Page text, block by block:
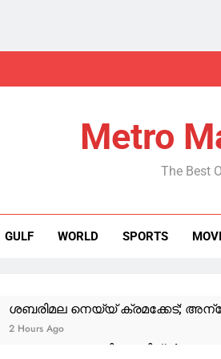
Metro
The Best
GULF WORLD SPORTS
ശബരിമല നെയ്യ് ക്രമക്കേട്;
2 Hours Ago
പണ്ടേപോലെ ഫലിക്കുന്നില്ല!